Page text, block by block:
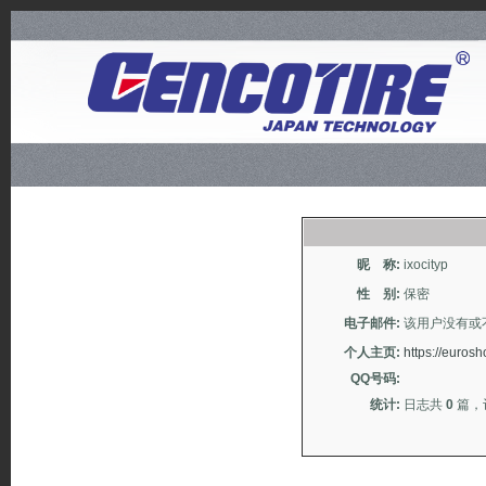
昵 称: ixocityp
性 别: 保密
电子邮件: 该用户没有或
个人主页: https://
QQ号码:
统计: 日志共 0 篇